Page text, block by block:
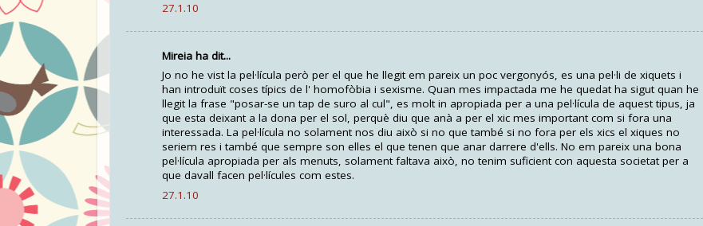
27.1.10
Mireia ha dit...
Jo no he vist la pel·lícula però per el que he llegit em pareix un poc vergonyós, es una pel·li de xiquets i
han introduït coses típics de l' homofòbia i sexisme. Quan mes impactada me he quedat ha sigut quan he
llegit la frase "posar-se un tap de suro al cul", es molt in apropiada per a una pel·lícula de aquest tipus, ja
que esta deixant a la dona per el sol, perquè diu que anà a per el xic mes important com si fora una
interessada. La pel·lícula no solament nos diu això si no que també si no fora per els xics el xiques no
seriem res i també que sempre son elles el que tenen que anar darrere d'ells. No em pareix una bona
pel·lícula apropiada per als menuts, solament faltava això, no tenim suficient con aquesta societat per a
que davall facen pel·lícules com estes.
27.1.10